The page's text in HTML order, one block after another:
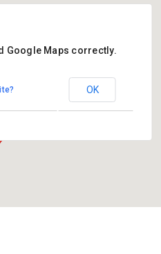
- Sappemeer
Google Maps correctly.
OK